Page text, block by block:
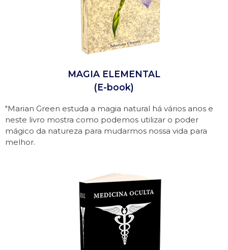
MAGIA ELEMENTAL
(E-book)
"Marian Green estuda a magia natural há vários anos e
neste livro mostra como podemos utilizar o poder
mágico da natureza para mudarmos nossa vida para
melhor.